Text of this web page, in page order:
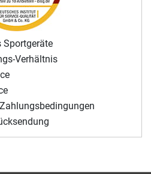
Sportgeräte
Verhältnis